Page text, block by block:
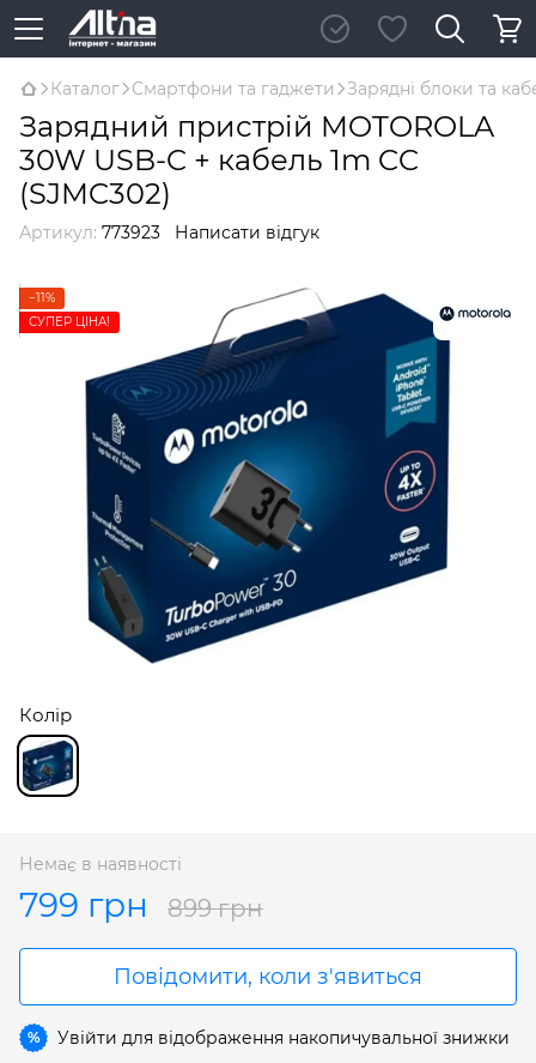
Каталог Смартфони та гаджети Зарядні блоки та
Зарядний пристрій MOTOROLA
30W USB-C + кабель 1m CC
(SJMC302)
Артикул: 773923 Написати відгук
−11%
СУПЕР ЦІНА!
Колір
Немає в наявності
799 грн 899 грн
Повідомити, коли з'явиться
% Увійти для відображення накопичувальної знижки